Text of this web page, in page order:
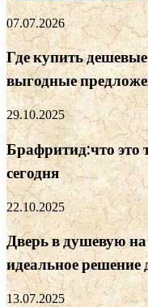
07.07.2026
Где купить
выгодные
29.10.2025
Брафритид:что это
сегодня
22.10.2025
Дверь в душевую
идеальное
13.07.2025